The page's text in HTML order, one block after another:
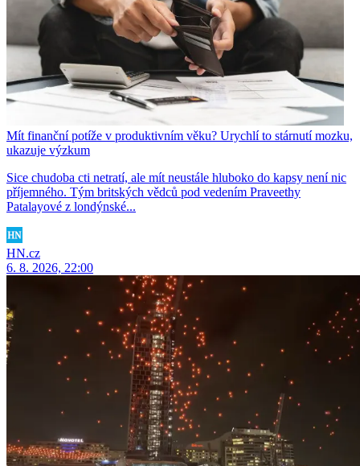
Mít finanční potíže v produktivním věku? Urychlí to stárnutí mozku,
ukazuje výzkum
Sice chudoba cti netratí, ale mít neustále hluboko do kapsy není nic
příjemného. Tým britských vědců pod vedením Praveethy
Patalayové z londýnské...
HN.cz
6. 8. 2026, 22:00